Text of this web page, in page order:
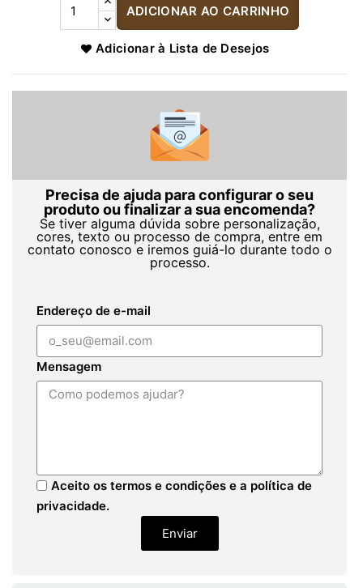
ADICIONAR AO CARRINHO
Adicionar à Lista de Desejos
Precisa de ajuda para configurar o seu
produto ou finalizar a sua encomenda?
Se tiver alguma dúvida sobre personalização,
cores, texto ou processo de compra, entre em
contato conosco e iremos guiá-lo durante todo o
processo.
Endereço de e-mail
Mensagem
Aceito os termos e condições e a política de
privacidade.
Enviar